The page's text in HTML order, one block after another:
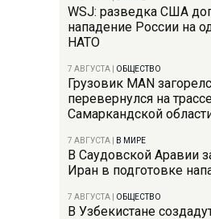
WSJ: разведка США
нападение России на
НАТО
7 АВГУСТА ОБЩЕСТВО
Грузовик MAN
перевернулся на
Самаркандской
7 АВГУСТА В МИРЕ
В Саудовской Аравии
Иран в подготовке
7 АВГУСТА ОБЩЕСТВО
В Узбекистане